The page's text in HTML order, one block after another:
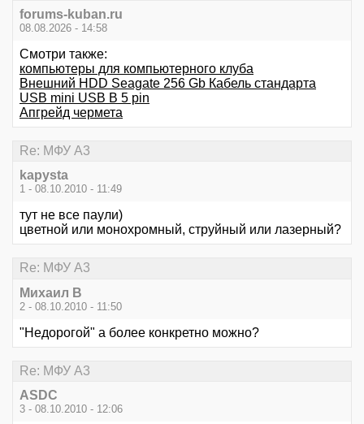
forums-kuban.ru
08.08.2026 - 14:58
Смотри также:
компьютеры для компьютерного клуба
Внешний HDD Seagate 256 Gb Кабель стандарта
USB mini USB B 5 pin
Апгрейд чермета
Re: МФУ А3
kapysta
1 - 08.10.2010 - 11:49
тут не все паули)
цветной или монохромный, струйный или лазерный?
Re: МФУ А3
Михаил В
2 - 08.10.2010 - 11:50
"Недорогой" а более конкретно можно?
Re: МФУ А3
ASDC
3 - 08.10.2010 - 12:06